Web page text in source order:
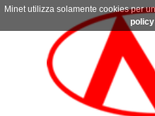
Minet utilizza solamente cookies per
policy